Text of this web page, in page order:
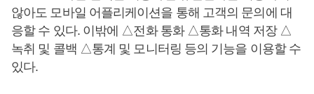
않아도 모바일 어플리케이션을 통해 고객의 문의에 대
응할 수 있다. 이밖에 △전화 통화 △통화 내역 저장 △
녹취 및 콜백 △통계 및 모니터링 등의 기능을 이용할 수
있다.